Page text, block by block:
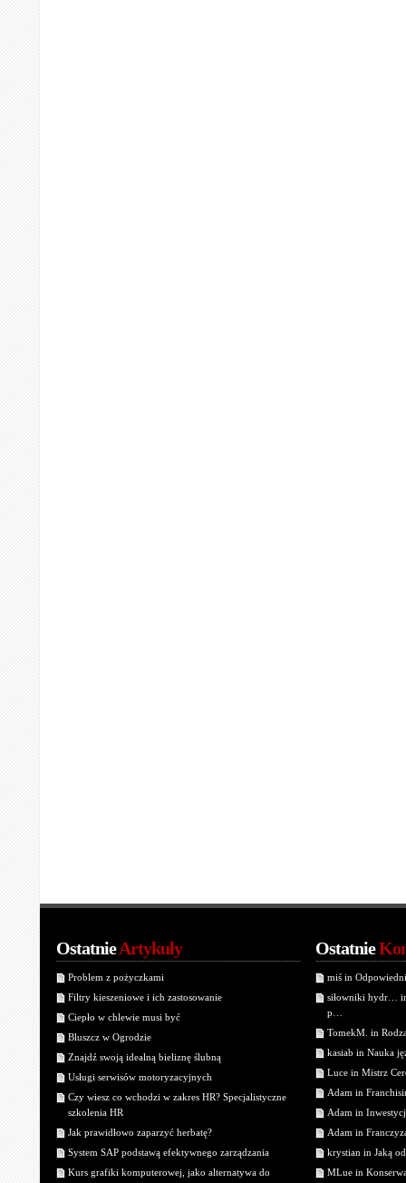
OstatnieArtykuły
Problem z pożyczkami
Filtry kieszeniowe i ich zastosowanie
Ciepło w chlewie musi być
Bluszcz w Ogrodzie
Znajdź swoją idealną bieliznę ślubną
Usługi serwisów motoryzacyjnych
Czy wiesz co wchodzi w zakres HR? Specjalistyczne
szkolenia HR
Jak prawidłowo zaparzyć herbatę?
System SAP podstawą efektywnego zarządzania
Kurs grafiki komputerowej, jako alternatywa do
Ostatnie
miś in
siłowniki hydr…
p…
TomekM. in
kasiab in Nauka
Luce in Mistrz
Adam in
Adam in
Adam in
krystian in Jaką
MLue in